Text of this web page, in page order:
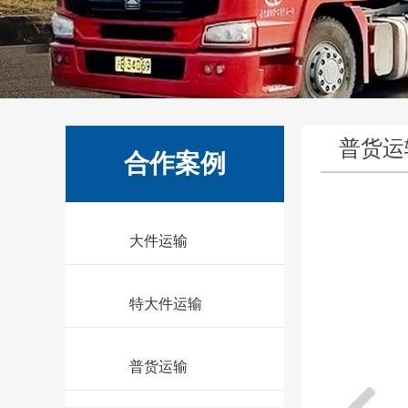
合作案例
大件运输
特大件运输
普货运输
普货